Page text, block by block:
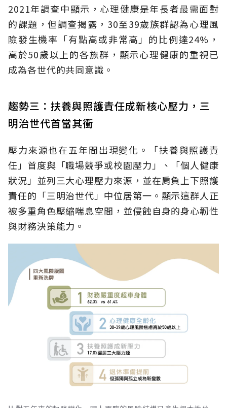
2021年調查中顯示，心理健康是年長者最需面對
的課題，但調查揭露，30至39歲族群認為心理風
險發生機率「有點高或非常高」的比例達24%，
高於50歲以上的各族群，顯示心理健康的重視已
成為各世代的共同意識。
趨勢三：扶養與照護責任成新核心壓力，三
明治世代首當其衝
壓力來源也在五年間出現變化。「扶養與照護責
任」首度與「職場競爭或校園壓力」、「個人健康
狀況」並列三大心理壓力來源，並在肩負上下照護
責任的「三明治世代」中位居第一。顯示這群人正
被多重角色壓縮喘息空間，並侵蝕自身的身心韌性
與財務決策能力。